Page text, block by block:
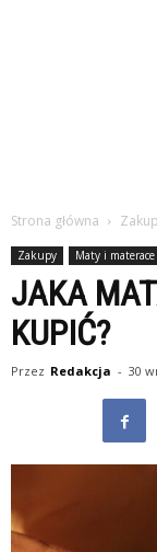
Strona główna
Zakupy Maty i
JAKA
KUPIĆ?
Przez Redakcja - 30